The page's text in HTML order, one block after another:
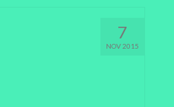
7
NOV 2015